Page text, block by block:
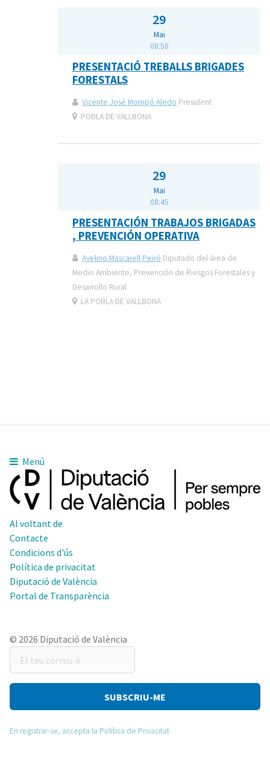
29
Mai
08:50
PRESENTACIÓ TREBALLS BRIGADES
FORESTALS
Vicente José Mompó Aledo President
POBLA DE VALLBONA
29
Mai
08:45
PRESENTACIÓN TRABAJOS BRIGADAS
, PREVENCIÓN OPERATIVA
Avelino Mascarell Peiró Diputado del área de
Medio Ambiente, Prevención de Riesgos Forestales y
Desarrollo Rural
LA POBLA DE VALLBONA
Menú
Al voltant de
Contacte
Condicions d'ús
Política de privacitat
Diputació de València
Portal de Transparència
© 2026 Diputació de València
teu
correu-
En registrar-se, accepta la Política de Privacitat